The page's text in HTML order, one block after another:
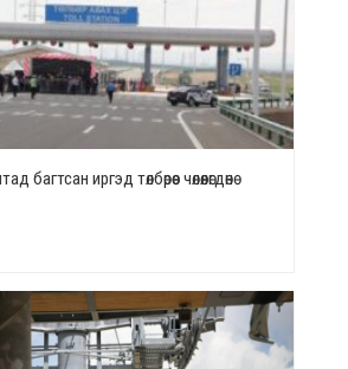
иргэд төлбөрөөс чөлөөлөгдөнө